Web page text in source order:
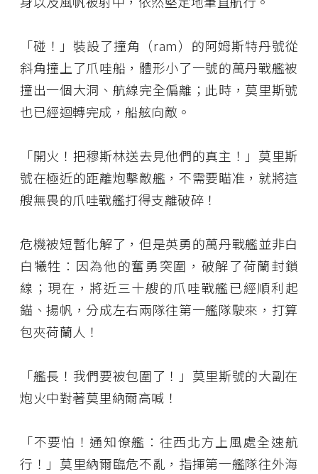
「碰！」裝設了撞角（ram）的阿姆斯特丹號從
斜角撞上了爪哇船，體形小了一號的萬丹戰艦被
撞出一個大洞、航線完全偏離；此時，莫里斯號
也已經迴轉完成，船舷向敵。
「開火！把穆斯林送去見他們的真主！」莫里斯
號在極近的距離炮擊敵艦，不需要瞄准，就將這
艘無畏的爪哇戰艦打得支離破碎！
危機被短暫化解了，但是英勇的萬丹戰艦並非白
白犧牲：因為他的奮勇突圍，破解了荷蘭封鎖
線；現在，將近三十艘的爪哇戰艦已經順利起
錨、揚帆，分成左右兩隊往第一艦隊駛來，打算
包夾荷蘭人！
「艦長！我們要被包圍了！」莫里斯號的大副在
炮火中對著莫里納爾高喊！
「不要怕！通知僚艦：往西北方上風處全速航
行！」莫里納爾臨危不亂，指揮第一艦隊往外海